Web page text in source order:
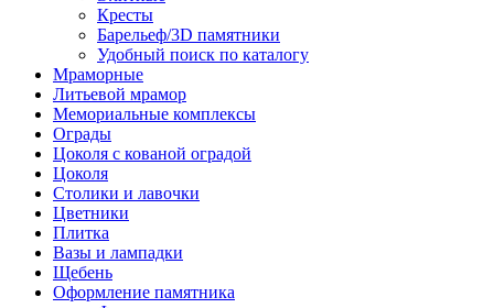
Кресты
Барельеф/3D памятники
Удобный поиск по каталогу
Мраморные
Литьевой мрамор
Мемориальные комплексы
Ограды
Цоколя с кованой оградой
Цоколя
Столики и лавочки
Цветники
Плитка
Вазы и лампадки
Щебень
Оформление памятника